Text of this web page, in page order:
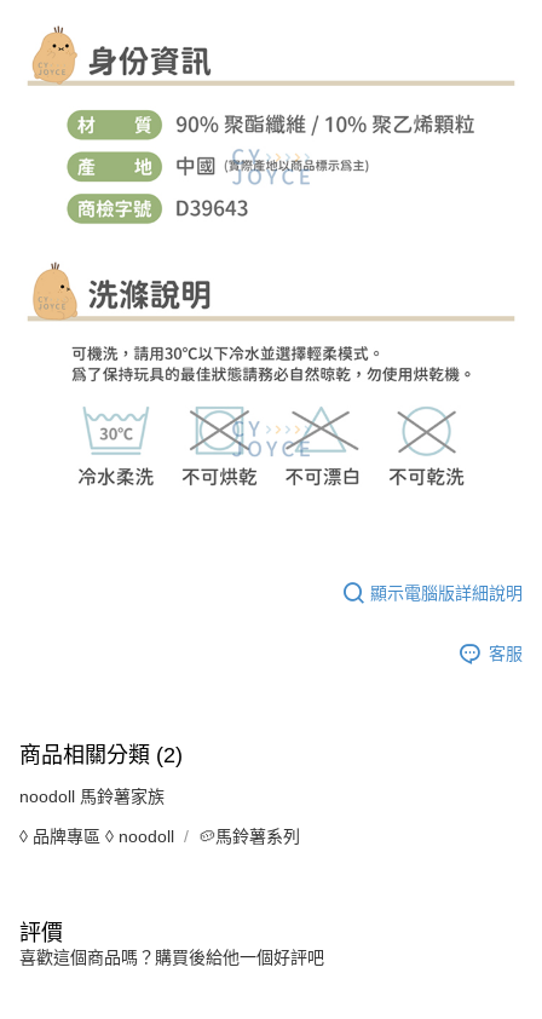
顯示電腦版詳細說明
客服
商品相關分類 (2)
noodoll 馬鈴薯家族
◊ 品牌專區 ◊ noodoll 🥔馬鈴薯系列
評價
喜歡這個商品嗎？購買後給他一個好評吧